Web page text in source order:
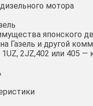
мотора
японского
на Газель и другой
1UZ, 2JZ,402 или 405